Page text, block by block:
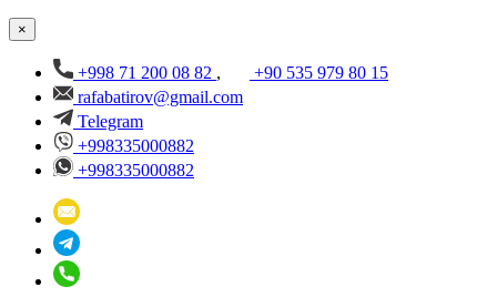
×
+998 71 200 08 82 ,
+90 535 979 80 15
rafabatirov@gmail.com
Telegram
+998335000882
+998335000882